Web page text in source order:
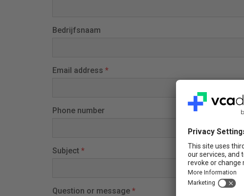
Bedrijfsnaam
Email address *
Phone number
Subject *
Question or message *